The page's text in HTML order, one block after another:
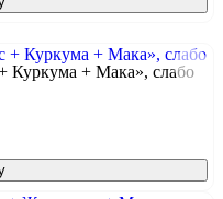
+ Мака», слабо